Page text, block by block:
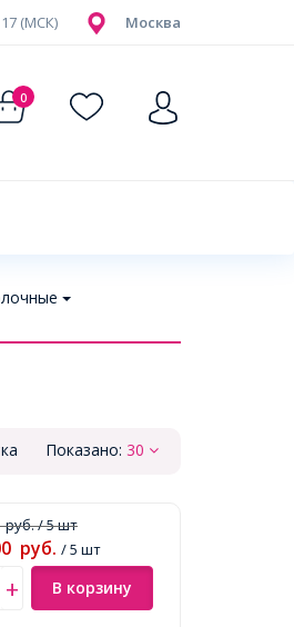
Москва
(МСК)
0
Показано: 30
руб./ 5 шт
руб. / 5 шт
В корзину